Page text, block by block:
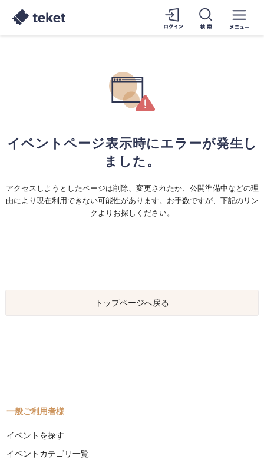
イベントページ表示時にエラーが発生し
ました。
アクセスしようとしたページは削除、変更されたか、公開準備中などの理
由により現在利用できない可能性があります。お手数ですが、下記のリン
クよりお探しください。
トップページへ戻る
一般ご利用者様
イベントを探す
イベントカテゴリ一覧